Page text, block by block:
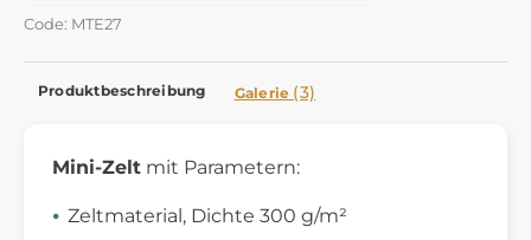
Code: MTE27
Produktbeschreibung Galerie (3)
Mini-Zelt mit Parametern:
Zeltmaterial, Dichte 300 g/m²